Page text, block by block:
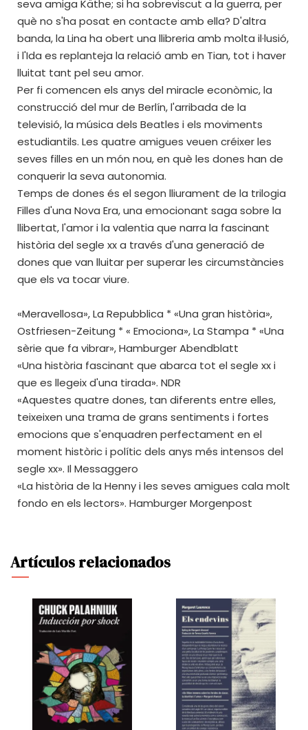
seva amiga Käthe; si ha sobreviscut a la guerra, per
què no s'ha posat en contacte amb ella? D'altra
banda, la Lina ha obert una llibreria amb molta il·lusió,
i l'Ida es replanteja la relació amb en Tian, tot i haver
lluitat tant pel seu amor.
Per fi comencen els anys del miracle econòmic, la
construcció del mur de Berlín, l'arribada de la
televisió, la música dels Beatles i els moviments
estudiantils. Les quatre amigues veuen créixer les
seves filles en un món nou, en què les dones han de
conquerir la seva autonomia.
Temps de dones és el segon lliurament de la trilogia
Filles d'una Nova Era, una emocionant saga sobre la
llibertat, l'amor i la valentia que narra la fascinant
història del segle xx a través d'una generació de
dones que van lluitar per superar les circumstàncies
que els va tocar viure.
«Meravellosa», La Repubblica * «Una gran història»,
Ostfriesen-Zeitung * « Emociona», La Stampa * «Una
sèrie que fa vibrar», Hamburger Abendblatt
«Una història fascinant que abarca tot el segle xx i
que es llegeix d'una tirada». NDR
«Aquestes quatre dones, tan diferents entre elles,
teixeixen una trama de grans sentiments i fortes
emocions que s'enquadren perfectament en el
moment històric i polític dels anys més intensos del
segle xx». Il Messaggero
«La història de la Henny i les seves amigues cala molt
fondo en els lectors». Hamburger Morgenpost
Artículos relacionados